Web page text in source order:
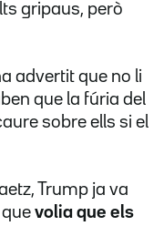
gripaus, però
advertit que no li
que la fúria del
sobre ells si el
Trump ja va
volia que els